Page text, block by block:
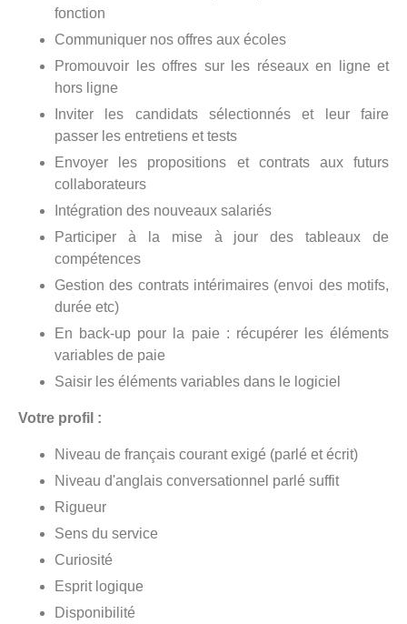
fonction
Communiquer nos offres aux écoles
Promouvoir les offres sur les réseaux en ligne et
hors ligne
Inviter les candidats sélectionnés et leur faire
passer les entretiens et tests
Envoyer les propositions et contrats aux futurs
collaborateurs
Intégration des nouveaux salariés
Participer à la mise à jour des tableaux de
compétences
Gestion des contrats intérimaires (envoi des motifs,
durée etc)
En back-up pour la paie : récupérer les éléments
variables de paie
Saisir les éléments variables dans le logiciel
Votre profil :
Niveau de français courant exigé (parlé et écrit)
Niveau d'anglais conversationnel parlé suffit
Rigueur
Sens du service
Curiosité
Esprit logique
Disponibilité